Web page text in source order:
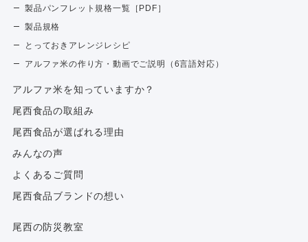
製品パンフレット規格一覧［PDF］
製品規格
とっておきアレンジレシピ
アルファ米の作り方・動画でご説明（6言語対応）
アルファ⽶を知っていますか？
尾西食品の取組み
尾西食品が選ばれる理由
みんなの声
よくあるご質問
尾西食品ブランドの想い
尾西の防災教室